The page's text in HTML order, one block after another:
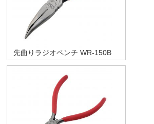
先曲りラジオペンチ WR-150B